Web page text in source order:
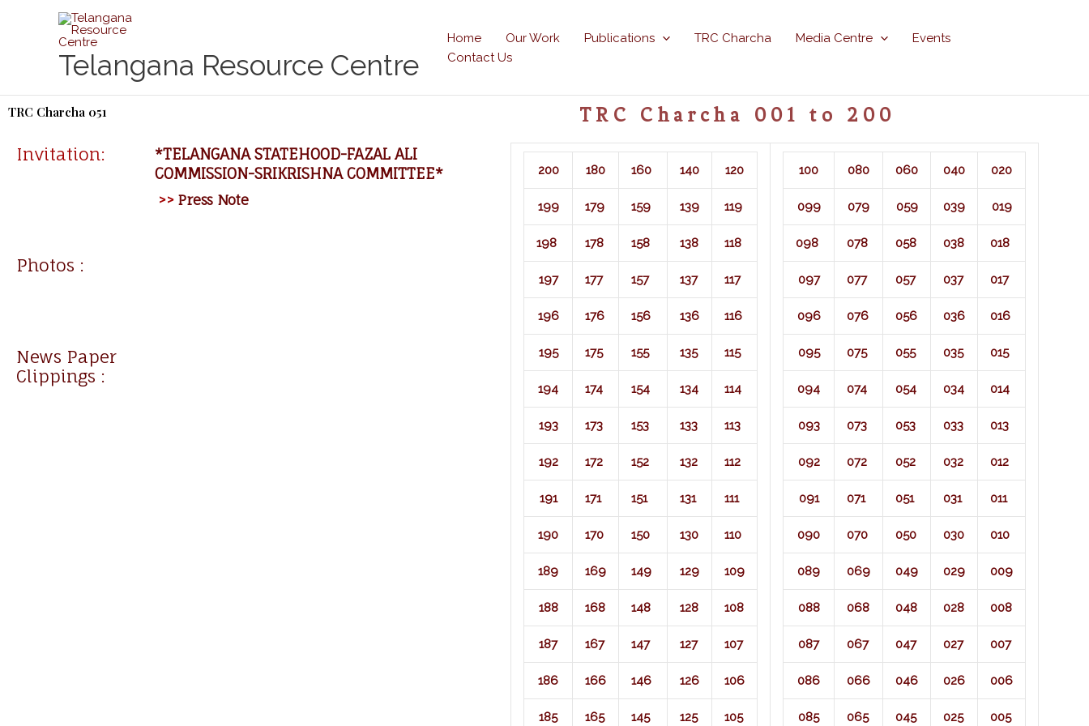
Telangana Resource Centre
Home Our Work Publications TRC Charcha Media Centre
Events
Contact Us
TRC Charcha 051
Invitation:
*TELANGANA STATEHOOD-FAZAL ALI
COMMISSION-SRIKRISHNA COMMITTEE*
>> Press Note
Photos :
News Paper
Clippings :
TRC Charcha 001 to 200
200 180 160 140 120
199 179 159 139 119
198 178 158 138 118
197 177 157 137 117
196 176 156 136 116
195 175 155 135 115
194 174 154 134 114
193 173 153 133 113
192 172 152 132 112
191 171 151 131 111
190 170 150 130 110
189 169 149 129 109
188 168 148 128 108
187 167 147 127 107
186 166 146 126 106
185 165 145 125 105
100 080 060 040 020
099 079 059 039 019
098 078 058 038 018
097 077 057 037 017
096 076 056 036 016
095 075 055 035 015
094 074 054 034 014
093 073 053 033 013
092 072 052 032 012
091 071​ 051 031 011
090 070 050 030 010
089 069 049 029 009
088 068 048 028 008
087 067 047 027 007
086 066 046 026 006
085 065 045 025 005